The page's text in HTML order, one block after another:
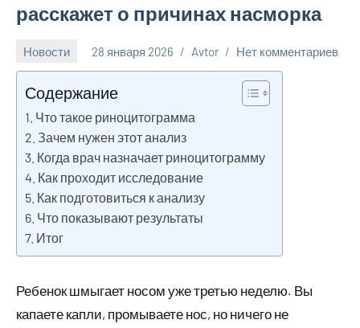
расскажет о причинах насморка
Новости 28 января 2026 Avtor Нет комментариев
Содержание
Что такое риноцитограмма
Зачем нужен этот анализ
Когда врач назначает риноцитограмму
Как проходит исследование
Как подготовиться к анализу
Что показывают результаты
Итог
Ребенок шмыгает носом уже третью неделю. Вы
капаете капли, промываете нос, но ничего не